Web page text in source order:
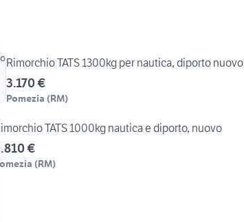
Rimorchio TATS 1300kg per nautica, diporto nuovo
3.170 €
Pomezia (RM)
TATS 1000kg nautica e diporto, nuovo
€
(RM)